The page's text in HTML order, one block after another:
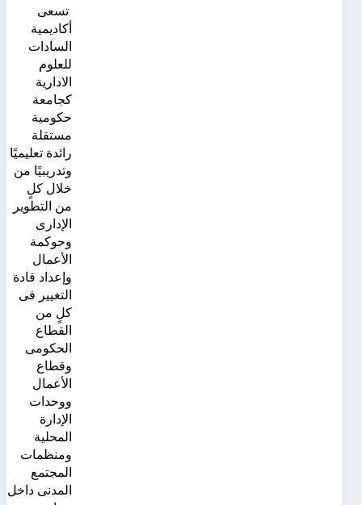
تسعى
أكاديمية
السادات
للعلوم
الادارية
كجامعة
حكومية
مستقلة
رائدة تعليميًا
وتدريبيًا من
خلال كلٍ
من التطوير
الإدارى
وحوكمة
الأعمال
وإعداد قادة
التغيير فى
كلٍ من
القطاع
الحكومى
وقطاع
الأعمال
ووحدات
الإدارة
المحلية
ومنظمات
المجتمع
المدنى داخل